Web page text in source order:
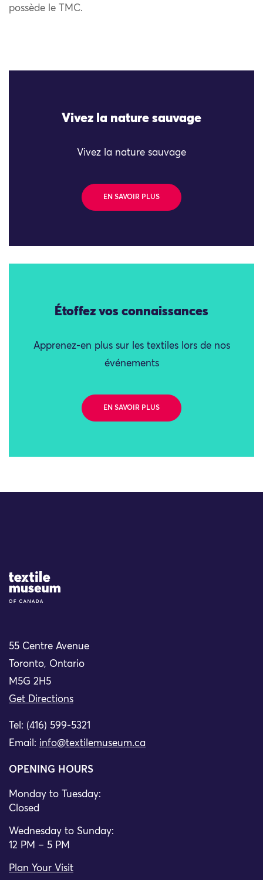
possède le TMC.
Vivez la nature sauvage
Vivez la nature sauvage
EN SAVOIR PLUS
Étoffez vos connaissances
Apprenez-en plus sur les textiles lors de nos
événements
EN SAVOIR PLUS
Site Logo
55 Centre Avenue
Toronto, Ontario
M5G 2H5
Get Directions
Tel: (416) 599-5321
Email: info@textilemuseum.ca
OPENING HOURS
Monday to Tuesday:
Closed
Wednesday to Sunday:
12 PM – 5 PM
Plan Your Visit